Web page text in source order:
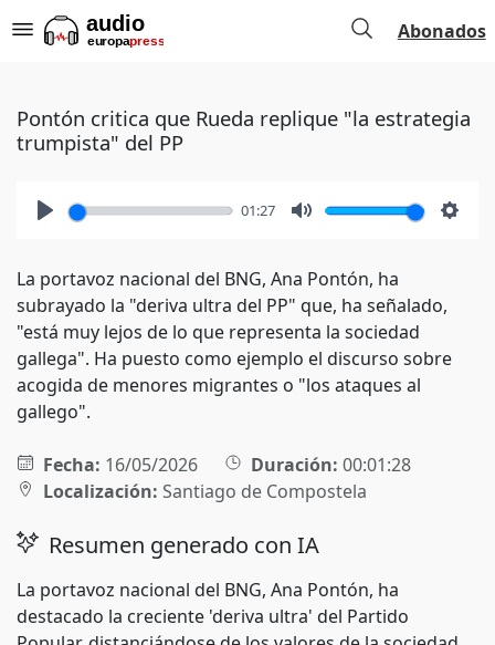
Abonados
Pontón critica que Rueda replique "la estrategia
trumpista" del PP
01:27
La portavoz nacional del BNG, Ana Pontón, ha
subrayado la "deriva ultra del PP" que, ha señalado,
"está muy lejos de lo que representa la sociedad
gallega". Ha puesto como ejemplo el discurso sobre
acogida de menores migrantes o "los ataques al
gallego".
Fecha: 16/05/2026 Duración: 00:01:28
Localización: Santiago de Compostela
Resumen generado con IA
La portavoz nacional del BNG, Ana Pontón, ha
destacado la creciente 'deriva ultra' del Partido